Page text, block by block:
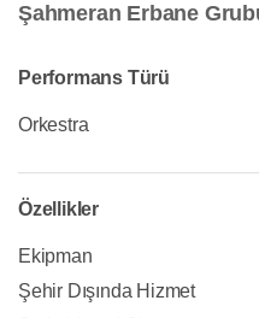
Şahmeran Erbane
Performans Türü
Orkestra
Özellikler
Ekipman
Şehir Dışında Hizmet